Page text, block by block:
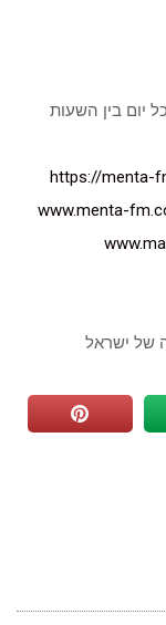
כל יום בין השעות
https://menta-
www.menta-
של ישראל